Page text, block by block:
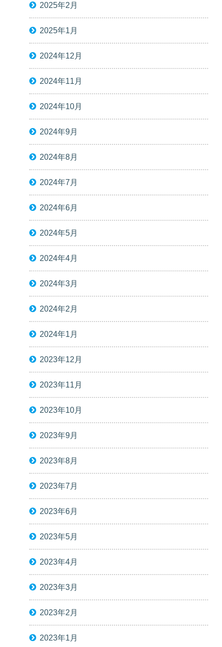
2025年2月
2025年1月
2024年12月
2024年11月
2024年10月
2024年9月
2024年8月
2024年7月
2024年6月
2024年5月
2024年4月
2024年3月
2024年2月
2024年1月
2023年12月
2023年11月
2023年10月
2023年9月
2023年8月
2023年7月
2023年6月
2023年5月
2023年4月
2023年3月
2023年2月
2023年1月